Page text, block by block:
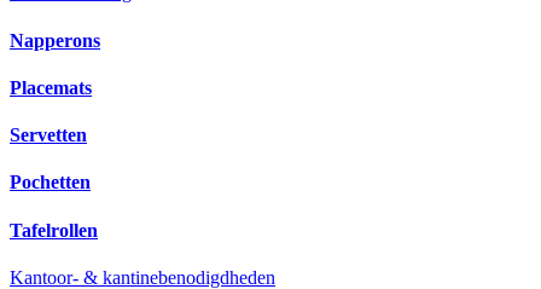
Napperons
Placemats
Servetten
Pochetten
Tafelrollen
Kantoor- & kantinebenodigdheden